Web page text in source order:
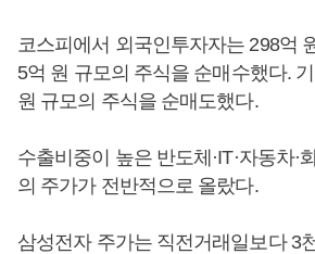
코스피에서 외국인투자자는 298억
5억 원 규모의 주식을 순매수했다.
원 규모의 주식을 순매도했다.
수출비중이 높은 반도체·IT·자동차·
의 주가가 전반적으로 올랐다.
삼성전자 주가는 직전거래일보다 3